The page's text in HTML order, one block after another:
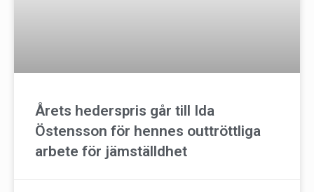
Årets hederspris går till Ida
Östensson för hennes outtröttliga
arbete för jämställdhet